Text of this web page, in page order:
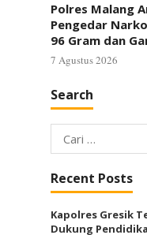
Polres Malang
Pengedar
96 Gram dan
7 Agustus 2026
Search
Cari
untuk:
Recent Posts
Kapolres Gresik
Dukung